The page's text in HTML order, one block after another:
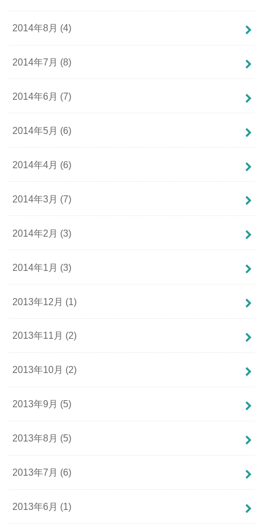
2014年8月 (4)
2014年7月 (8)
2014年6月 (7)
2014年5月 (6)
2014年4月 (6)
2014年3月 (7)
2014年2月 (3)
2014年1月 (3)
2013年12月 (1)
2013年11月 (2)
2013年10月 (2)
2013年9月 (5)
2013年8月 (5)
2013年7月 (6)
2013年6月 (1)